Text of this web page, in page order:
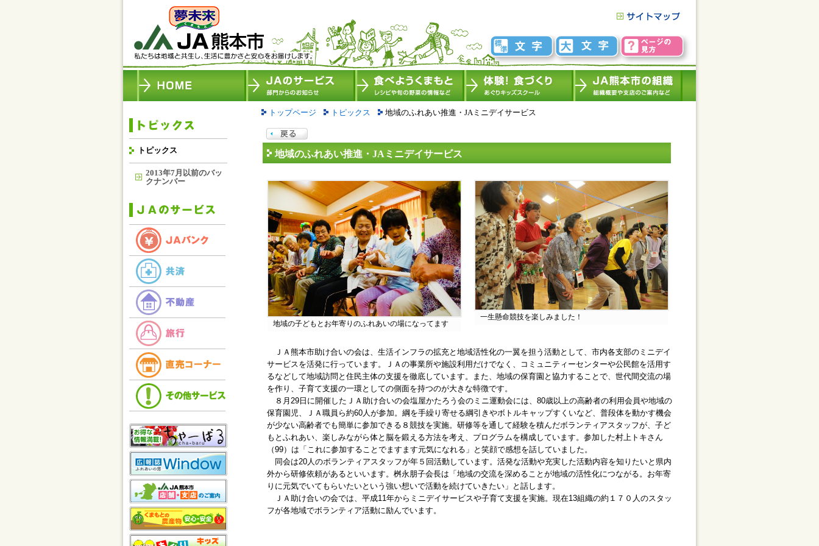
トピックス
2013年7月以前のバッ
クナンバー
トップページ トピックス 地域のふれあい推進・JAミニデイサービス
地域のふれあい推進・JAミニデイサービス
地域の子どもとお年寄りのふれあいの場になってます
一生懸命競技を楽しみました！
ＪＡ熊本市助け合いの会は、生活インフラの拡充と地域活性化の一翼を担う活動として、市内各支部のミニデイ
サービスを活発に行っています。ＪＡの事業所や施設利用だけでなく、コミュニティーセンターや公民館を活用す
るなどして地域訪問と住民主体の支援を徹底しています。また、地域の保育園と協力することで、世代間交流の場
を作り、子育て支援の一環としての側面を持つのが大きな特徴です。
８月29日に開催したＪＡ助け合いの会塩屋かたろう会のミニ運動会には、80歳以上の高齢者の利用会員や地域の
保育園児、ＪＡ職員ら約60人が参加。綱を手繰り寄せる綱引きやボトルキャップすくいなど、普段体を動かす機会
が少ない高齢者でも簡単に参加できる８競技を実施。研修等を通して経験を積んだボランティアスタッフが、子ど
もとふれあい、楽しみながら体と脳を鍛える方法を考え、プログラムを構成しています。参加した村上トキさん
（99）は「これに参加することでますます元気になれる」と笑顔で感想を話していました。
同会は20人のボランティアスタッフが年５回活動しています。活発な活動や充実した活動内容を知りたいと県内
外から研修依頼があるといいます。桝永朋子会長は「地域の交流を深めることが地域の活性化につながる。お年寄
りに元気でいてもらいたいという強い想いで活動を続けていきたい」と話します。
ＪＡ助け合いの会では、平成11年からミニデイサービスや子育て支援を実施。現在13組織の約１７０人のスタッ
フが各地域でボランティア活動に励んでいます。